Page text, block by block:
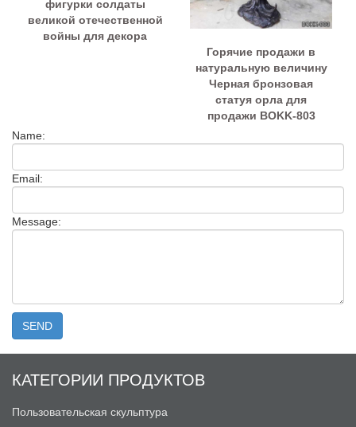
фигурки солдаты
великой отечественной
войны для декора
Горячие продажи в
натуральную величину
Черная бронзовая
статуя орла для
продажи BOKK-803
Name:
Email:
Message:
КАТЕГОРИИ ПРОДУКТОВ
Пользовательская скульптура